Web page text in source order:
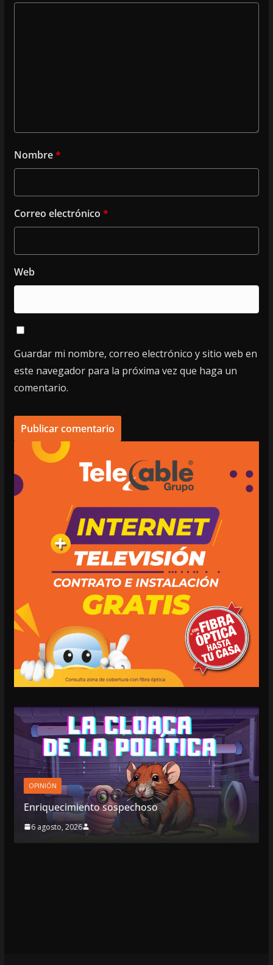
Nombre*
Correo electrónico *
Web
Guardar mi nombre, correo electrónico y sitio web en
este navegador para la próxima vez que haga un
comentario.
OPINIÓN
Enriquecimiento sospechoso
6 agosto, 2026